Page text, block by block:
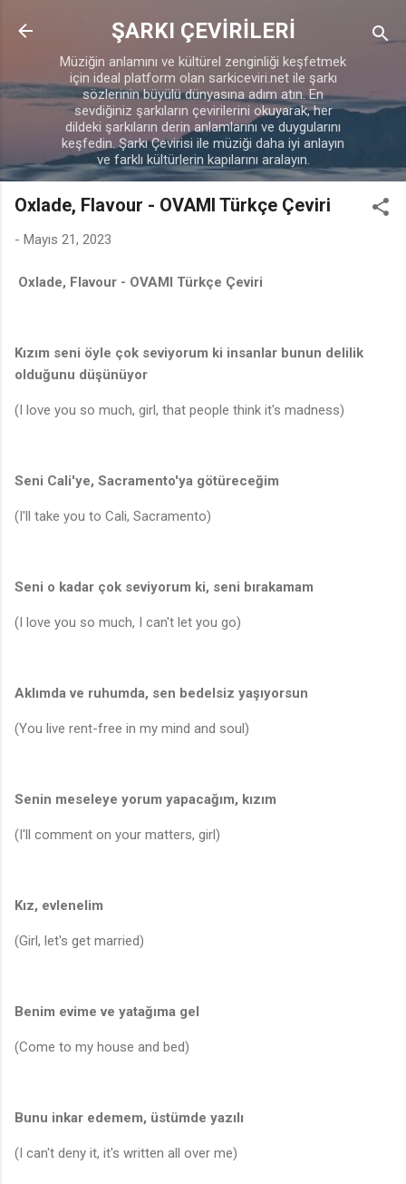
Ana içeriğe atla
ŞARKI ÇEVİRİLERİ
Müziğin anlamını ve kültürel zenginliği keşfetmek
için ideal platform olan sarkiceviri.net ile şarkı
sözlerinin büyülü dünyasına adım atın. En
sevdiğiniz şarkıların çevirilerini okuyarak, her
dildeki şarkıların derin anlamlarını ve duygularını
keşfedin. Şarkı Çevirisi ile müziği daha iyi anlayın
ve farklı kültürlerin kapılarını aralayın.
Oxlade, Flavour - OVAMI Türkçe Çeviri
- Mayıs 21, 2023
Oxlade, Flavour - OVAMI Türkçe Çeviri
Kızım seni öyle çok seviyorum ki insanlar bunun delilik
olduğunu düşünüyor
(I love you so much, girl, that people think it's madness)
Seni Cali'ye, Sacramento'ya götüreceğim
(I'll take you to Cali, Sacramento)
Seni o kadar çok seviyorum ki, seni bırakamam
(I love you so much, I can't let you go)
Aklımda ve ruhumda, sen bedelsiz yaşıyorsun
(You live rent-free in my mind and soul)
Senin meseleye yorum yapacağım, kızım
(I'll comment on your matters, girl)
Kız, evlenelim
(Girl, let's get married)
Benim evime ve yatağıma gel
(Come to my house and bed)
Bunu inkar edemem, üstümde yazılı
(I can't deny it, it's written all over me)